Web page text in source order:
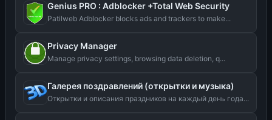
Genius PRO : Adblocker +Total Web Security
Patilweb Adblocker blocks ads and trackers to make...
Privacy Manager
Manage privacy settings, browsing data deletion, q...
Галерея поздравлений (открытки и музыка)
Открытки и описания праздников на каждый день года...